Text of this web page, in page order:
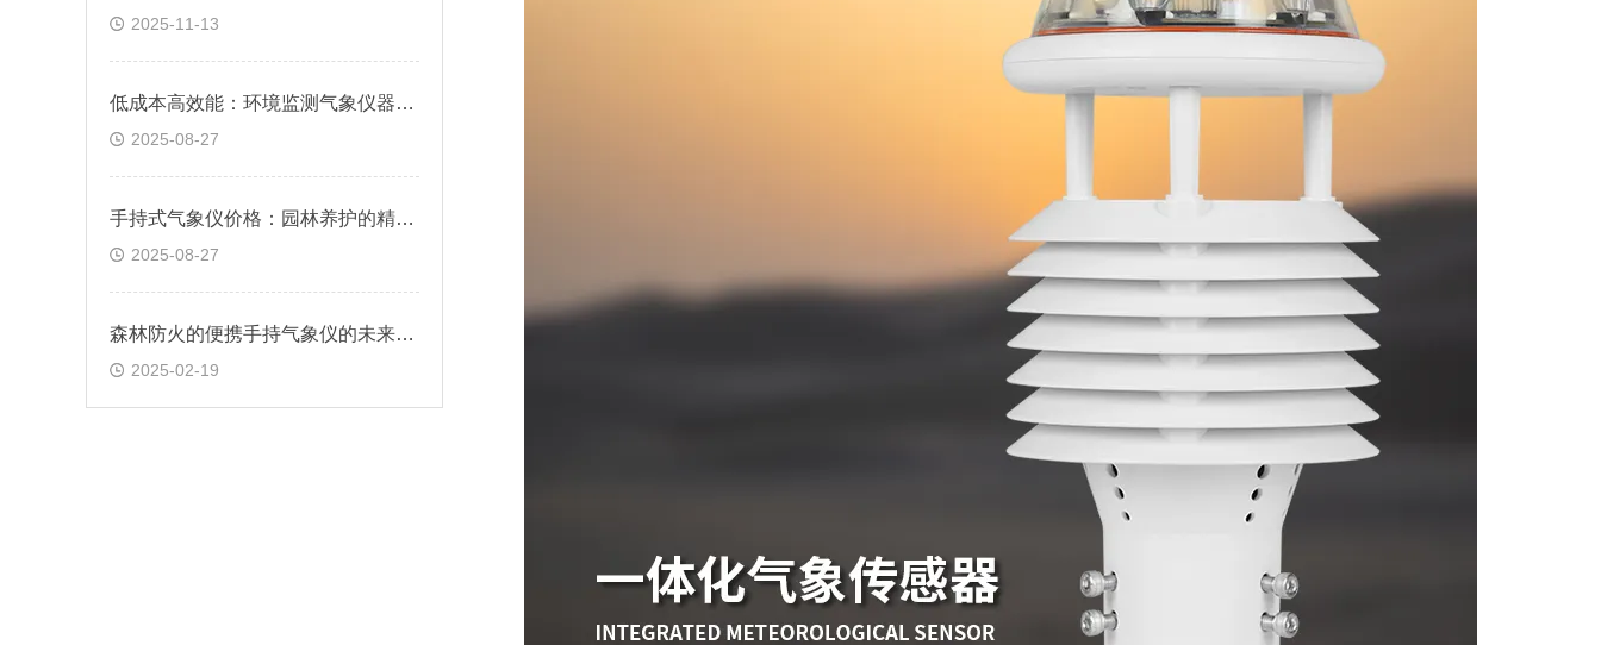
2025-11-13
低成本高效能：环境监测气象仪器的性价比之选
2025-08-27
手持式气象仪价格：园林养护的精准气候参考
2025-08-27
森林防火的便携手持气象仪的未来发展方向
2025-02-19